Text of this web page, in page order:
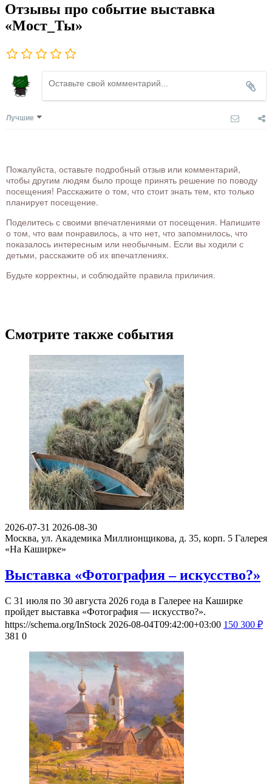
Отзывы про событие выставка
«Мост_Ты»
Лучшие
Пожалуйста, оставьте подробный отзыв или комментарий,
чтобы другим людям было проще принять решение по поводу
посещения! Расскажите о том, что стоит знать тем, кто только
планирует посещение.
Поделитесь с своими впечатлениями от посещения. Напишите
о том, что вам понравилось, а что нет, что запомнилось, что
показалось интересным или необычным. Если вы ходили с
детьми, расскажите об их впечатлениях.
Будьте корректны, и соблюдайте правила приличия.
Смотрите также события
2026-07-31 2026-08-30
Москва, ул. Академика Миллионщикова, д. 35, корп. 5 Галерея
«На Каширке»
Выставка «Фотография – искусство?»
С 31 июля по 30 августа 2026 года в Галерее на Каширке
пройдет выставка «Фотография — искусство?».
https://schema.org/InStock 2026-08-04T09:42:00+03:00 150 300 ₽
381 0